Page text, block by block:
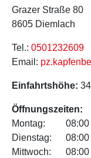
Grazer Straße 80
8605 Diemlach
Tel.: 0501232609
Email:
Einfahrtshöhe:
Öffnungszeiten:
Montag:
08:00
Dienstag:
08:00
Mittwoch:
08:00